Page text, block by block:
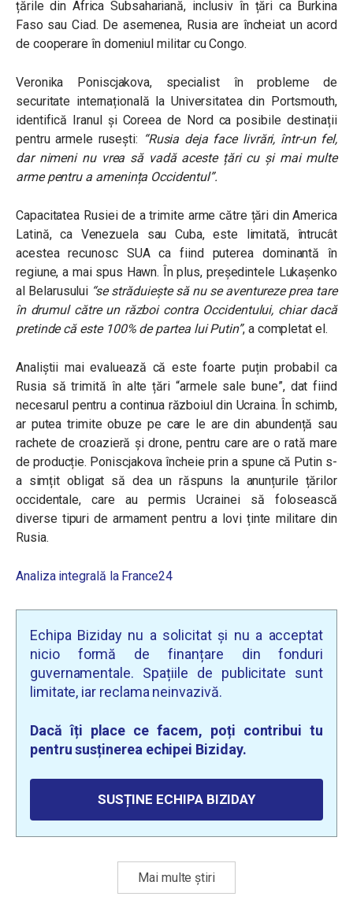
țările din Africa Subsahariană, inclusiv în țări ca Burkina
Faso sau Ciad. De asemenea, Rusia are încheiat un acord
de cooperare în domeniul militar cu Congo.
Veronika Poniscjakova, specialist în probleme de
securitate internațională la Universitatea din Portsmouth,
identifică Iranul și Coreea de Nord ca posibile destinații
pentru armele rusești: “Rusia deja face livrări, într-un fel,
dar nimeni nu vrea să vadă aceste țări cu și mai multe
arme pentru a amenința Occidentul”.
Capacitatea Rusiei de a trimite arme către țări din America
Latină, ca Venezuela sau Cuba, este limitată, întrucât
acestea recunosc SUA ca fiind puterea dominantă în
regiune, a mai spus Hawn. În plus, președintele Lukașenko
al Belarusului “se străduiește să nu se aventureze prea tare
în drumul către un război contra Occidentului, chiar dacă
pretinde că este 100% de partea lui Putin”, a completat el.
Analiștii mai evaluează că este foarte puțin probabil ca
Rusia să trimită în alte țări “armele sale bune”, dat fiind
necesarul pentru a continua războiul din Ucraina. În schimb,
ar putea trimite obuze pe care le are din abundență sau
rachete de croazieră și drone, pentru care are o rată mare
de producție. Poniscjakova încheie prin a spune că Putin s-
a simțit obligat să dea un răspuns la anunțurile țărilor
occidentale, care au permis Ucrainei să folosească
diverse tipuri de armament pentru a lovi ținte militare din
Rusia.
Analiza integrală la France24
Echipa Biziday nu a solicitat și nu a acceptat
nicio formă de finanțare din fonduri
guvernamentale. Spațiile de publicitate sunt
limitate, iar reclama neinvazivă.
Dacă îți place ce facem, poți contribui tu
pentru susținerea echipei Biziday.
SUSȚINE ECHIPA BIZIDAY
Mai multe știri